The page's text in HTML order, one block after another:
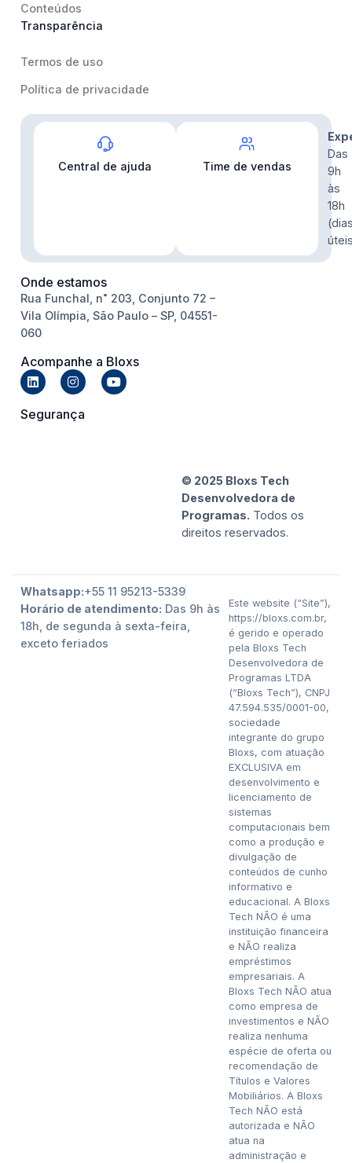
Conteúdos
Transparência
Termos de uso
Política de privacidade
Central de ajuda Time de vendas
Das
9h
às
18h
Onde estamos
Rua Funchal, n˚ 203, Conjunto 72 –
Vila Olímpia, São Paulo – SP, 04551-
060
Acompanhe a Bloxs
Segurança
© 2025 Bloxs Tech
Desenvolvedora de
Programas. Todos os
direitos reservados.
Whatsapp:+55 11 95213-5339
Horário de atendimento: Das 9h às
18h, de segunda à sexta-feira,
exceto feriados
Este website (“Site”),
https://bloxs.com.br,
é gerido e operado
pela Bloxs Tech
Desenvolvedora de
Programas LTDA
(“Bloxs Tech”), CNPJ
47.594.535/0001-00,
sociedade
integrante do grupo
Bloxs, com atuação
EXCLUSIVA em
desenvolvimento e
licenciamento de
sistemas
computacionais bem
como a produção e
divulgação de
conteúdos de cunho
informativo e
educacional. A Bloxs
Tech NÃO é uma
instituição financeira
e NÃO realiza
empréstimos
empresariais. A
Bloxs Tech NÃO atua
como empresa de
investimentos e NÃO
realiza nenhuma
espécie de oferta ou
recomendação de
Títulos e Valores
Mobiliários. A Bloxs
Tech NÃO está
autorizada e NÃO
atua na
administração e